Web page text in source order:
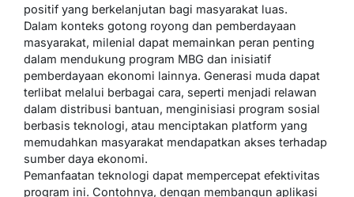
positif yang berkelanjutan bagi masyarakat luas.
Dalam konteks gotong royong dan pemberdayaan
masyarakat, milenial dapat memainkan peran penting
dalam mendukung program MBG dan inisiatif
pemberdayaan ekonomi lainnya. Generasi muda dapat
terlibat melalui berbagai cara, seperti menjadi relawan
dalam distribusi bantuan, menginisiasi program sosial
berbasis teknologi, atau menciptakan platform yang
memudahkan masyarakat mendapatkan akses terhadap
sumber daya ekonomi.
Pemanfaatan teknologi dapat mempercepat efektivitas
program ini. Contohnya, dengan membangun aplikasi